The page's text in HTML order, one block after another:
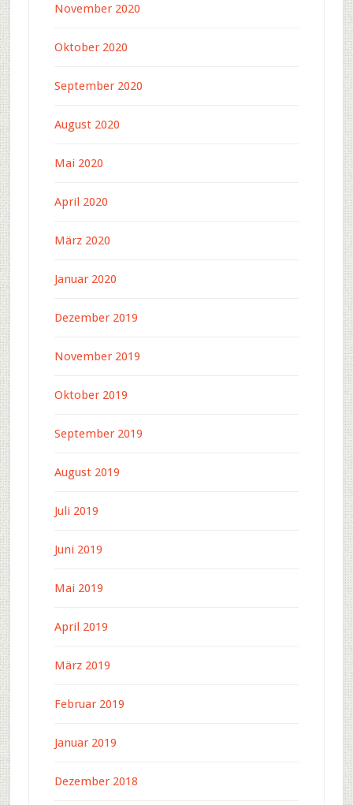
November 2020
Oktober 2020
September 2020
August 2020
Mai 2020
April 2020
März 2020
Januar 2020
Dezember 2019
November 2019
Oktober 2019
September 2019
August 2019
Juli 2019
Juni 2019
Mai 2019
April 2019
März 2019
Februar 2019
Januar 2019
Dezember 2018